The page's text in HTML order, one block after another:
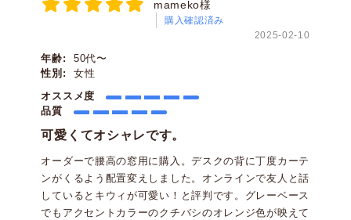
mameko様
購入確認済み
2025-02-10
年齢:
50代〜
性別:
女性
オススメ度
品質
可愛くてオシャレです。
オーダーで腰高の窓用に購入。デスクの背に丁度カーテ
ンがくるよう配置変えしました。オンラインで友人と話
しているとキウィが可愛い！と評判です。グレーベース
でもアクセントカラーのクチバシのオレンジ色が映えて